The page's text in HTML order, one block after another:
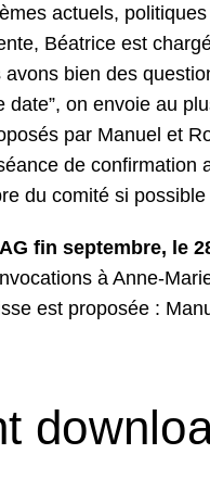
actuels,
Béatrice est
bien des
date”, on envoie au
par Manuel et
de
du comité si
AG fin septembre, le
à Anne-
est proposée :